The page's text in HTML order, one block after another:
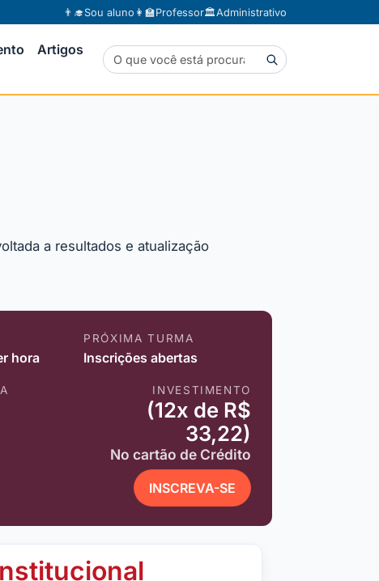
👨‍🎓Sou aluno 👩‍🏫Professor🏛️Administrativo
Artigos
a resultados e atualização
hora
PRÓXIMA TURMA
Inscrições abertas
INVESTIMENTO
(12x de R$
33,22)
No cartão de Crédito
INSCREVA-SE